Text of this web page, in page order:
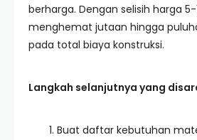
berharga. Dengan selisih harga 5-
menghemat jutaan hingga
pada total biaya konstruksi.
Langkah selanjutnya yang
Buat daftar kebutuhan